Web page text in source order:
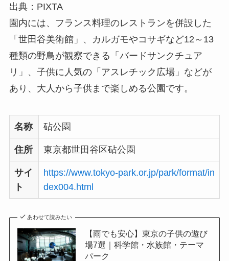
出典：PIXTA
園内には、フランス料理のレストランを併設した
「世田谷美術館」、カルガモやコサギなど12～13
種類の野鳥が観察できる「バードサンクチュア
リ」、子供に人気の「アスレチック広場」などが
あり、大人から子供まで楽しめる公園です。
名称 砧公園
住所 東京都世田谷区砧公園
サイ
ト
https://www.tokyo-park.or.jp/park/format/in
dex004.html
あわせて読みたい
【雨でも安心】東京の子供の遊び
場7選｜科学館・水族館・テーマ
パーク